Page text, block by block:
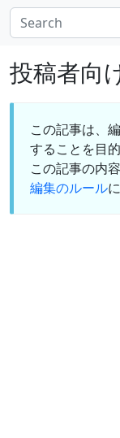
投稿者向
この記事は、
することを目
この記事の内
編集のルール